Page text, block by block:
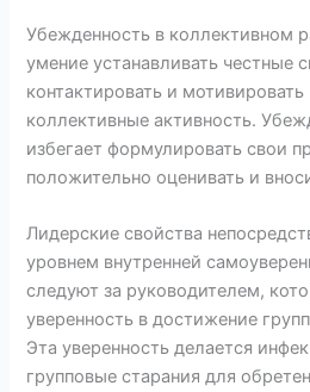
Убежденность в коллективном
умение устанавливать честные
контактировать и мотивировать
коллективные активность.
избегает формулировать свои
положительно оценивать и
Лидерские свойства
уровнем внутренней
следуют за руководителем,
уверенность в достижение
Эта уверенность делается
групповые старания для